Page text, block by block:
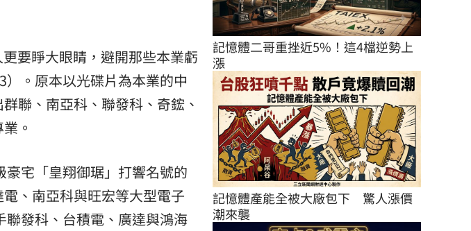
要睜大眼睛，避開那些本業虧
。原本以光碟片為本業的中
聯、南亞科、聯發科、奇鋐、
。
宅「皇翔御琚」打響名號的
、南亞科與旺宏等大型電子
發科、台積電、廣達與鴻海
記憶體二哥重挫近5%！這4檔逆勢上
漲
記憶體產能全被大廠包下　驚人漲價
潮來襲